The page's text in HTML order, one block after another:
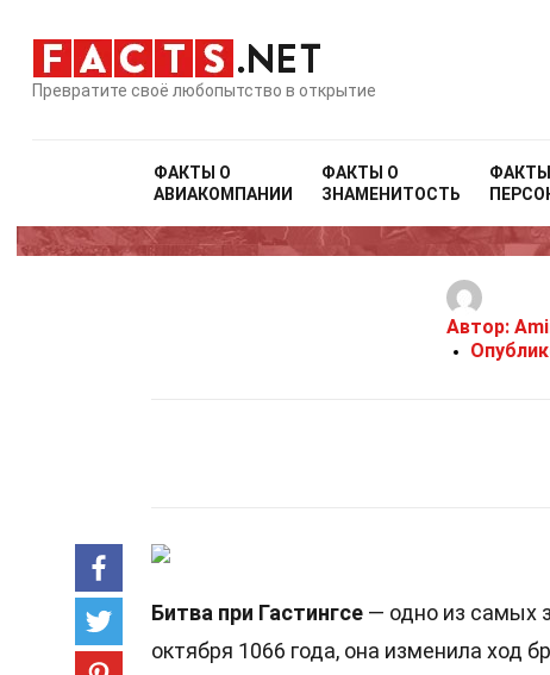
Превратите своё любопытство в открытие
ФАКТЫ О
АВИАКОМПАНИИ
ФАКТЫ О
ЗНАМЕНИТОСТЬ
Автор:
Битва при Гастингсе — одно из самых
октября 1066 года, она изменила ход